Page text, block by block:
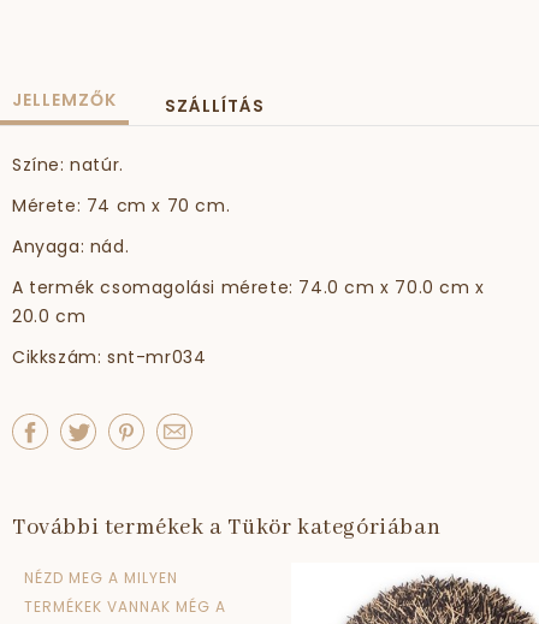
JELLEMZŐK SZÁLLÍTÁS
Színe: natúr.
Mérete: 74 cm x 70 cm.
Anyaga: nád.
A termék csomagolási mérete: 74.0 cm x 70.0 cm x
20.0 cm
Cikkszám: snt-mr034
További termékek a Tükör kategóriában
NÉZD MEG A MILYEN
TERMÉKEK VANNAK MÉG A